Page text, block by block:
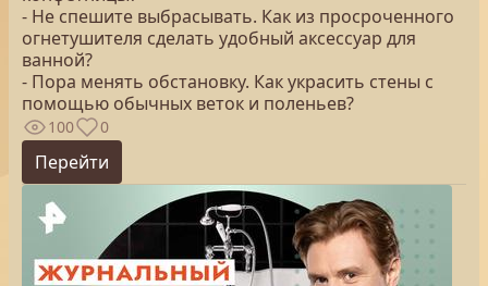
- Не спешите выбрасывать. Как из просроченного
огнетушителя сделать удобный аксессуар для
ванной?
- Пора менять обстановку. Как украсить стены с
помощью обычных веток и поленьев?
100 0
Перейти